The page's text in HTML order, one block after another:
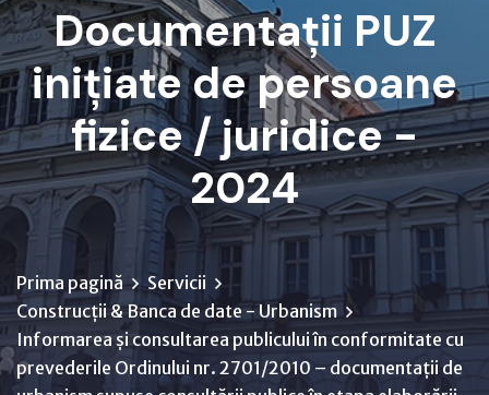
Documentații PUZ
inițiate de persoane
fizice / juridice -
2024
Prima pagină
Servicii
Construcții & Banca de date - Urbanism
Informarea și consultarea publicului în conformitate cu
prevederile Ordinului nr. 2701/2010 – documentații de